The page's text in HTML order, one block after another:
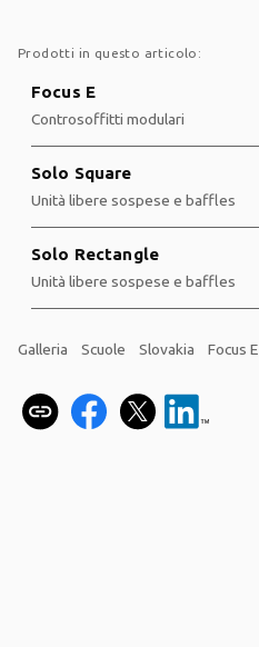
Prodotti in questo articolo:
Focus E
Controsoffitti modulari
Solo Square
Unità libere sospese e baffles
Solo Rectangle
Unità libere sospese e baffles
Galleria Scuole Slovakia Focus E